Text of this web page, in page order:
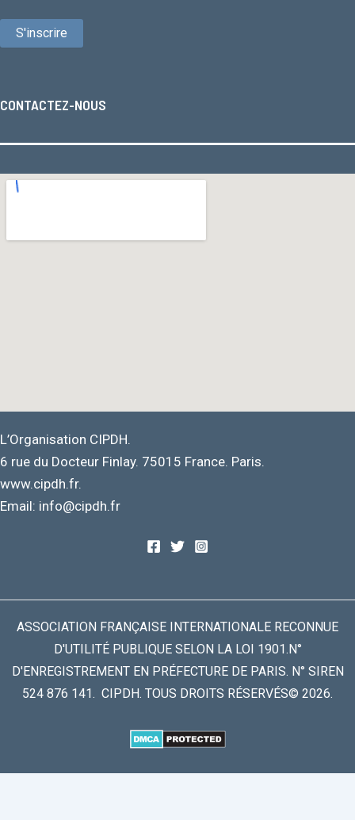
CONTACTEZ-NOUS
L’Organisation CIPDH.
6 rue du Docteur Finlay. 75015 France. Paris.
www.cipdh.fr.
Email: info@cipdh.fr
ASSOCIATION FRANÇAISE INTERNATIONALE RECONNUE
D'UTILITÉ PUBLIQUE SELON LA LOI 1901.N°
D'ENREGISTREMENT EN PRÉFECTURE DE PARIS. N° SIREN
524 876 141. CIPDH. TOUS DROITS RÉSERVÉS© 2026.